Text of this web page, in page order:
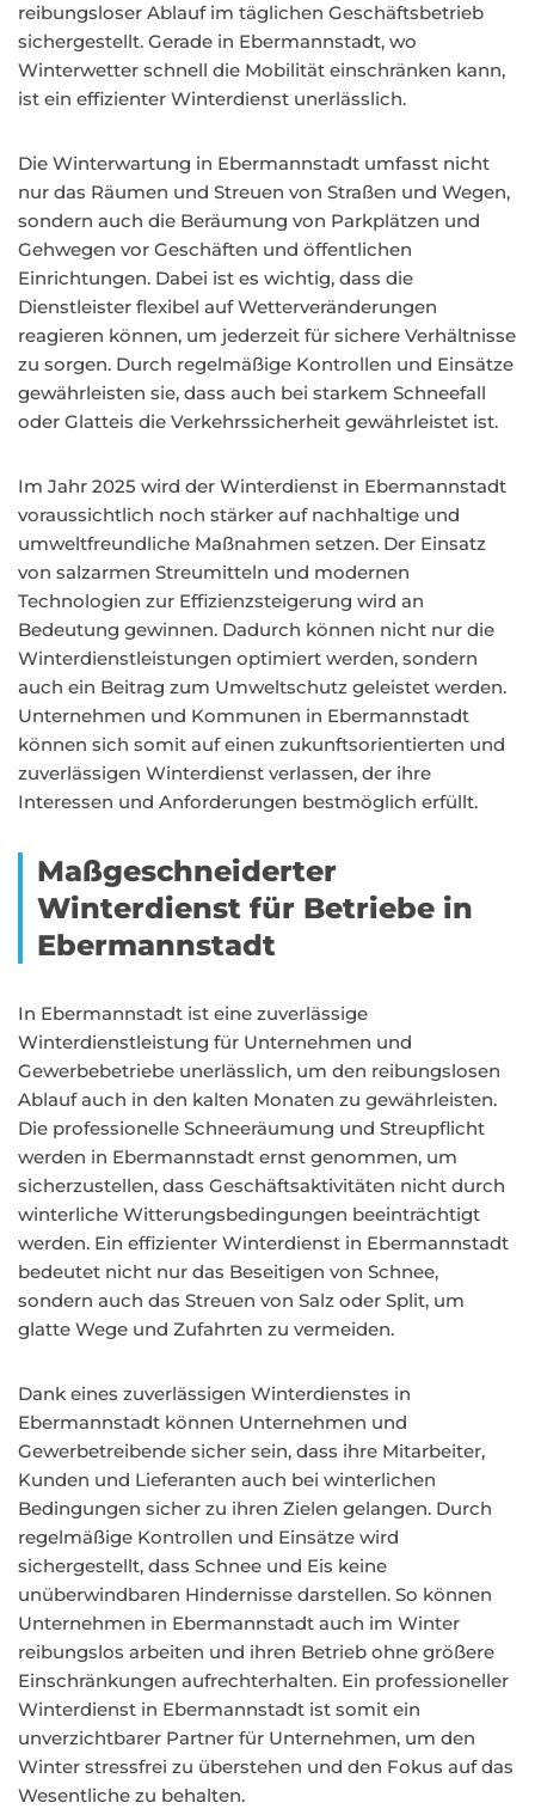
reibungsloser Ablauf im täglichen Geschäftsbetrieb
sichergestellt. Gerade in Ebermannstadt, wo
Winterwetter schnell die Mobilität einschränken kann,
ist ein effizienter Winterdienst unerlässlich.
Die Winterwartung in Ebermannstadt umfasst nicht
nur das Räumen und Streuen von Straßen und Wegen,
sondern auch die Beräumung von Parkplätzen und
Gehwegen vor Geschäften und öffentlichen
Einrichtungen. Dabei ist es wichtig, dass die
Dienstleister flexibel auf Wetterveränderungen
reagieren können, um jederzeit für sichere Verhältnisse
zu sorgen. Durch regelmäßige Kontrollen und Einsätze
gewährleisten sie, dass auch bei starkem Schneefall
oder Glatteis die Verkehrssicherheit gewährleistet ist.
Im Jahr 2025 wird der Winterdienst in Ebermannstadt
voraussichtlich noch stärker auf nachhaltige und
umweltfreundliche Maßnahmen setzen. Der Einsatz
von salzarmen Streumitteln und modernen
Technologien zur Effizienzsteigerung wird an
Bedeutung gewinnen. Dadurch können nicht nur die
Winterdienstleistungen optimiert werden, sondern
auch ein Beitrag zum Umweltschutz geleistet werden.
Unternehmen und Kommunen in Ebermannstadt
können sich somit auf einen zukunftsorientierten und
zuverlässigen Winterdienst verlassen, der ihre
Interessen und Anforderungen bestmöglich erfüllt.
Maßgeschneiderter
Winterdienst für Betriebe in
Ebermannstadt
In Ebermannstadt ist eine zuverlässige
Winterdienstleistung für Unternehmen und
Gewerbebetriebe unerlässlich, um den reibungslosen
Ablauf auch in den kalten Monaten zu gewährleisten.
Die professionelle Schneeräumung und Streupflicht
werden in Ebermannstadt ernst genommen, um
sicherzustellen, dass Geschäftsaktivitäten nicht durch
winterliche Witterungsbedingungen beeinträchtigt
werden. Ein effizienter Winterdienst in Ebermannstadt
bedeutet nicht nur das Beseitigen von Schnee,
sondern auch das Streuen von Salz oder Split, um
glatte Wege und Zufahrten zu vermeiden.
Dank eines zuverlässigen Winterdienstes in
Ebermannstadt können Unternehmen und
Gewerbetreibende sicher sein, dass ihre Mitarbeiter,
Kunden und Lieferanten auch bei winterlichen
Bedingungen sicher zu ihren Zielen gelangen. Durch
regelmäßige Kontrollen und Einsätze wird
sichergestellt, dass Schnee und Eis keine
unüberwindbaren Hindernisse darstellen. So können
Unternehmen in Ebermannstadt auch im Winter
reibungslos arbeiten und ihren Betrieb ohne größere
Einschränkungen aufrechterhalten. Ein professioneller
Winterdienst in Ebermannstadt ist somit ein
unverzichtbarer Partner für Unternehmen, um den
Winter stressfrei zu überstehen und den Fokus auf das
Wesentliche zu behalten.